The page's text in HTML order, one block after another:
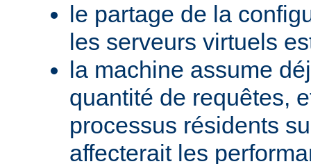
le partage de la
les serveurs virtuels
la machine assume
quantité de requêtes,
processus résidents
affecterait les